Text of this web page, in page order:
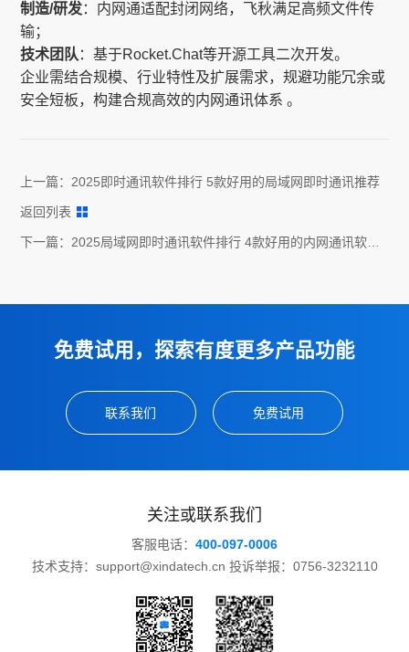
制造/研发：内网通适配封闭网络，飞秋满足高频文件传
输；
技术团队 ：基于Rocket.Chat等开源工具二次开发。
企业需结合规模、行业特性及扩展需求，规避功能冗余或
安全短板，构建合规高效的内网通讯体系 。
上一篇： 2025即时通讯软件排行 5款好用的局域网即时通讯推荐
返回列表
下一篇： 2025局域网即时通讯软件排行 4款好用的内网通讯软件
免费试用，探索有度更多产品功能
联系我们 免费试用
关注或联系我们
客服电话： 400-097-0006
技术支持：support@xindatech.cn 投诉举报：0756-3232110